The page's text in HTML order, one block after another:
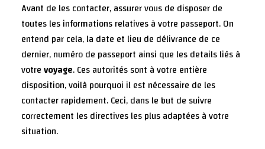
Avant de les contacter, assurer vous de disposer de
toutes les informations relatives à votre passeport. On
entend par cela, la date et lieu de délivrance de ce
dernier, numéro de passeport ainsi que les details liés à
votrevoyage. Ces autorités sont à votre entière
disposition, voilà pourquoi il est nécessaire de les
contacter rapidement. Ceci, dans le but de suivre
correctement les directives les plus adaptées à votre
situation.